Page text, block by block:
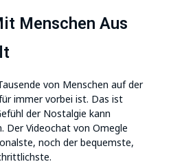
Menschen Aus
von Menschen auf der
immer vorbei ist. Das ist
der Nostalgie kann
Der Videochat von Omegle
noch der bequemste,